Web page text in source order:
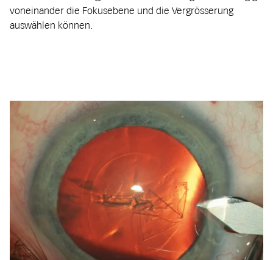
voneinander die Fokusebene und die Vergrösserung
auswählen können.